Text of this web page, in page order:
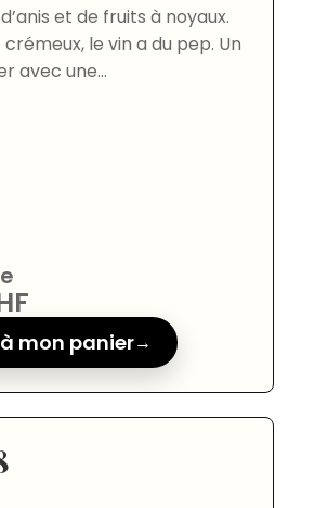
et de fruits à noyaux.
le vin a du pep. Un
avec une...
mon panier